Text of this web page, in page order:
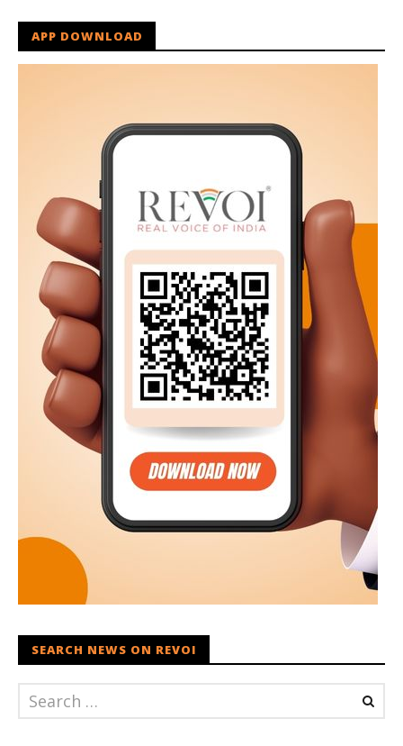
APP DOWNLOAD
SEARCH NEWS ON REVOI